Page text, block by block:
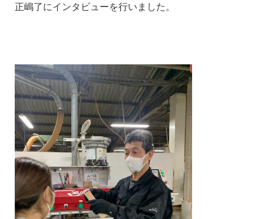
正嶋了にインタビューを行いました。